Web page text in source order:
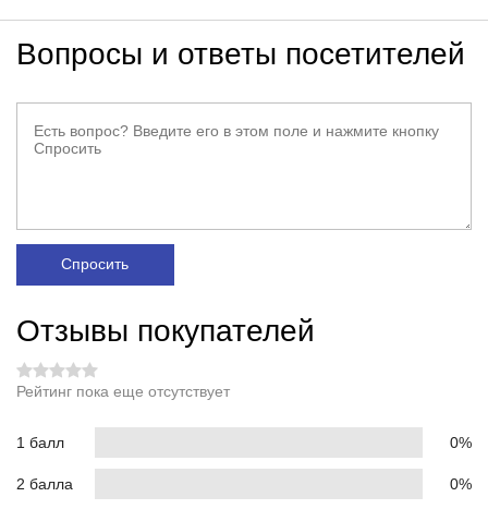
Вопросы и ответы посетителей
Спросить
Отзывы покупателей
Рейтинг пока еще отсутствует
1 балл 0%
2 балла 0%